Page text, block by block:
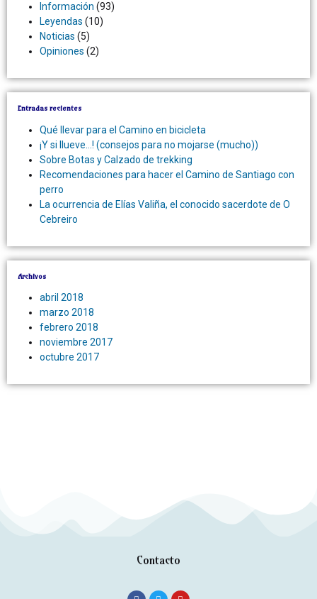
Información (93)
Leyendas (10)
Noticias (5)
Opiniones (2)
Entradas recientes
Qué llevar para el Camino en bicicleta
¡Y si llueve…! (consejos para no mojarse (mucho))
Sobre Botas y Calzado de trekking
Recomendaciones para hacer el Camino de Santiago con
perro
La ocurrencia de Elías Valiña, el conocido sacerdote de O
Cebreiro
Archivos
abril 2018
marzo 2018
febrero 2018
noviembre 2017
octubre 2017
Contacto